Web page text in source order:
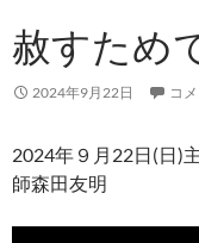
赦すため
2024年9月22日 コ
2024年９月22日(日)
師森田友明